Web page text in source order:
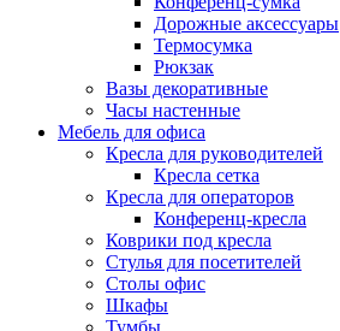
Дорожные аксессуары
Термосумка
Рюкзак
Вазы декоративные
Часы настенные
Мебель для офиса
Кресла для руководителей
Кресла сетка
Кресла для операторов
Конференц-кресла
Коврики под кресла
Стулья для посетителей
Столы офис
Шкафы
Тумбы